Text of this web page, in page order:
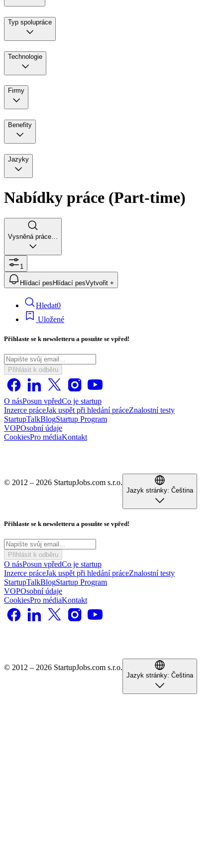
Typ spolupráce
Technologie
Firmy
Benefity
Jazyky
Nabídky práce (Part-time)
Vysněná práce…
1
Hlídací pesHlídací pesVytvořit +
Hledat0
Uložené
Přihlaste se k newsletteru a posuňte se vpřed!
Přihlásit k odběru
O násPosun vpředCo je startup
Inzerce práceJak uspět při hledání práceZnalostní testy
StartupTalkBlogStartup Program
VOPOsobní údaje
CookiesPro médiaKontakt
© 2012 – 2026 StartupJobs.com s.r.o.
Jazyk stránky: Čeština
Přihlaste se k newsletteru a posuňte se vpřed!
Přihlásit k odběru
O násPosun vpředCo je startup
Inzerce práceJak uspět při hledání práceZnalostní testy
StartupTalkBlogStartup Program
VOPOsobní údaje
CookiesPro médiaKontakt
© 2012 – 2026 StartupJobs.com s.r.o.
Jazyk stránky: Čeština